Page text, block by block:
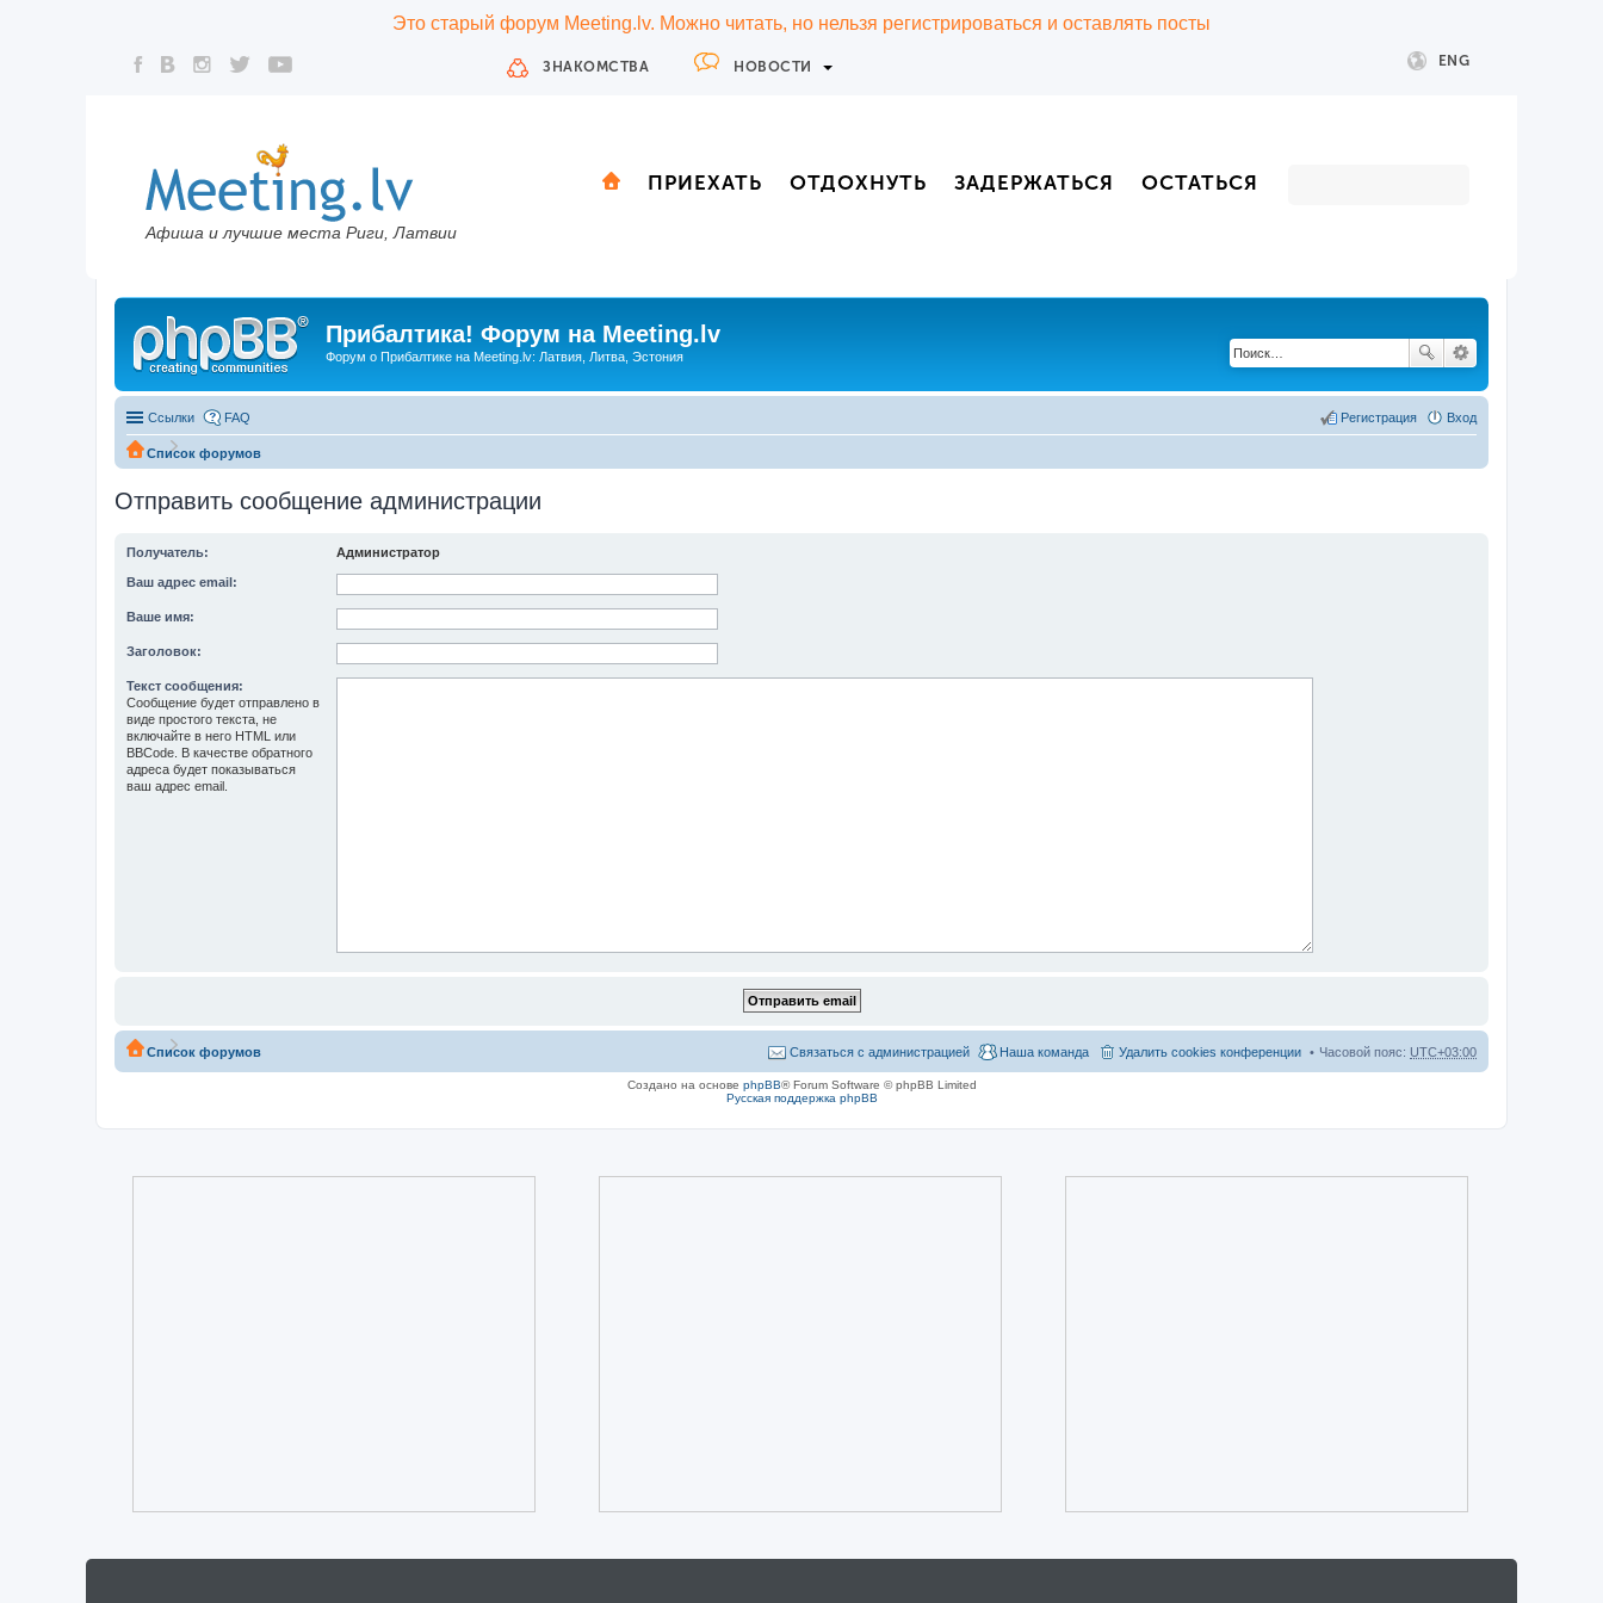
Это старый форум Meeting.lv. Можно читать, но нельзя регистрироваться и оставлять посты
ЗНАКОМСТВА НОВОСТИ ENG
Афиша и лучшие места Риги, Латвии
ПРИЕХАТЬ ОТДОХНУТЬ ЗАДЕРЖАТЬСЯ ОСТАТЬСЯ
Прибалтика! Форум на Meeting.lv
Форум о Прибалтике на Meeting.lv: Латвия, Литва, Эстония
Ссылки FAQ Вход
Регистрация
Список форумов
Отправить сообщение администрации
Получатель: Администратор
Ваш адрес email:
Ваше имя:
Заголовок:
Текст сообщения:
Сообщение будет отправлено в
виде простого текста, не
включайте в него HTML или
BBCode. В качестве обратного
адреса будет показываться
ваш адрес email.
Список форумов Часовой пояс: UTC+03:00
Удалить cookies конференции
Наша команда
Связаться с администрацией
Создано на основе phpBB® Forum Software © phpBB Limited
Русская поддержка phpBB